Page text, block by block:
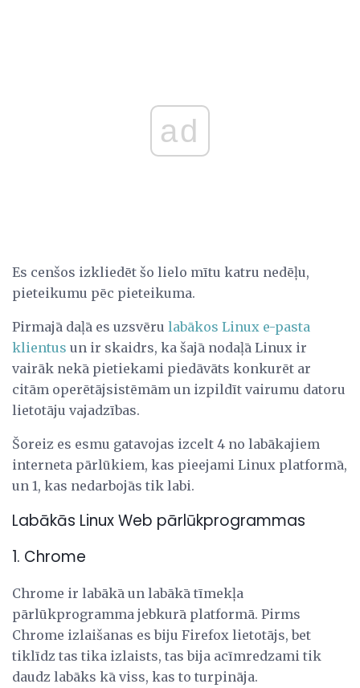
ad
Es cenšos izkliedēt šo lielo mītu katru nedēļu,
pieteikumu pēc pieteikuma.
Pirmajā daļā es uzsvēru labākos Linux e-pasta
klientus un ir skaidrs, ka šajā nodaļā Linux ir
vairāk nekā pietiekami piedāvāts konkurēt ar
citām operētājsistēmām un izpildīt vairumu datoru
lietotāju vajadzības.
Šoreiz es esmu gatavojas izcelt 4 no labākajiem
interneta pārlūkiem, kas pieejami Linux platformā,
un 1, kas nedarbojās tik labi.
Labākās Linux Web pārlūkprogrammas
1. Chrome
Chrome ir labākā un labākā tīmekļa
pārlūkprogramma jebkurā platformā. Pirms
Chrome izlaišanas es biju Firefox lietotājs, bet
tiklīdz tas tika izlaists, tas bija acīmredzami tik
daudz labāks kā viss, kas to turpināja.